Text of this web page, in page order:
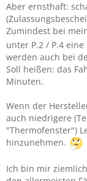
„Line“ von
Kleidung von
ich bin zwar
haftet etwas von
So schaut’s aus.
Edit: okok. Das
innen, sondern
Zeigefingern
Aber ich kann
Aber ernsthaft:
Zumindest bei
unter P.2 / P.4
werden auch bei
Soll heißen: das
Minuten.
Wenn der
auch niedrigere
"Thermofenster")
hinzunehmen.
Ich bin mir